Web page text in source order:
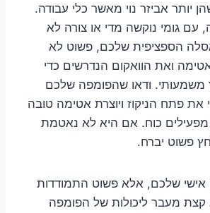
יותר אביזר נוי מאשר כלי עבודה.
עם גומי נוקשה מדי או צורה לא
הספציפית שלכם, פשוט לא
ואת הוואקום הנדרשים כדי
משמעותי. ודאו שהפומפה שלכם
פתח הניקוז ויוצרת אטימה טובה
כוח. אם היא לא נאטמת
פשוט יברח.
אישי שלכם, אלא פשוט התמודדות
מעבר ליכולות של הפומפה